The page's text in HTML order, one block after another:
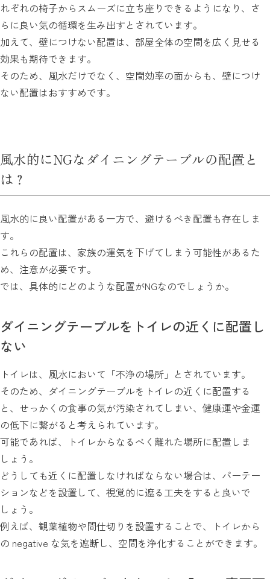
れぞれの椅子からスムーズに立ち座りできるようになり、さ
らに良い気の循環を生み出すとされています。
加えて、壁につけない配置は、部屋全体の空間を広く見せる
効果も期待できます。
そのため、風水だけでなく、空間効率の面からも、壁につけ
ない配置はおすすめです。
風水的にNGなダイニングテーブルの配置と
は？
風水的に良い配置がある一方で、避けるべき配置も存在しま
す。
これらの配置は、家族の運気を下げてしまう可能性があるた
め、注意が必要です。
では、具体的にどのような配置がNGなのでしょうか。
ダイニングテーブルをトイレの近くに配置し
ない
トイレは、風水において「不浄の場所」とされています。
そのため、ダイニングテーブルをトイレの近くに配置する
と、せっかくの食事の気が汚染されてしまい、健康運や金運
の低下に繋がると考えられています。
可能であれば、トイレからなるべく離れた場所に配置しま
しょう。
どうしても近くに配置しなければならない場合は、パーテー
ションなどを設置して、視覚的に遮る工夫をすると良いで
しょう。
例えば、観葉植物や間仕切りを設置することで、トイレから
の negative な気を遮断し、空間を浄化することができます。